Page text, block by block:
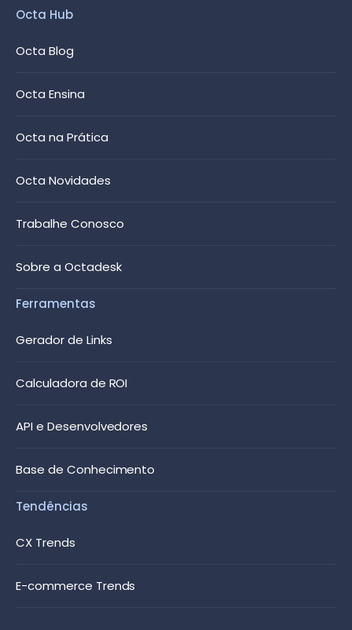
Octa Hub
Octa Blog
Octa Ensina
Octa na Prática
Octa Novidades
Trabalhe Conosco
Sobre a Octadesk
Ferramentas
Gerador de Links
Calculadora de ROI
API e Desenvolvedores
Base de Conhecimento
Tendências
CX Trends
E-commerce Trends